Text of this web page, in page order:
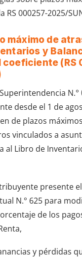
RS 000257-2025/
máximo de
y
coeficiente (RS
N.°
desde el 1 de
de plazos
vinculados a
al Libro de
presente el
N.° 625 para
de los
y pérdidas